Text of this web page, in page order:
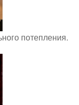
потепления.